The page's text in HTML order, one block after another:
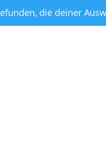
die deiner